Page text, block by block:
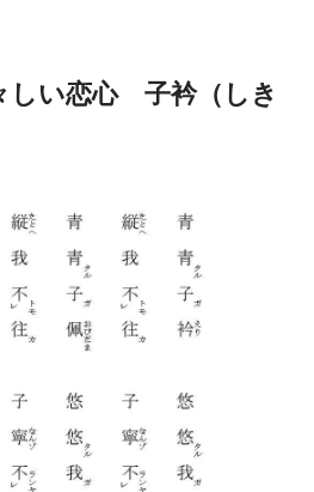
しい恋心 子衿（しき